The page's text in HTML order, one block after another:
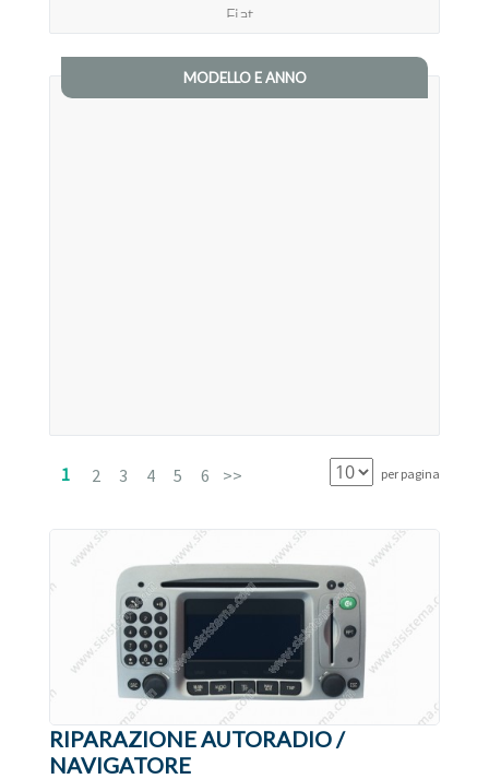
Fiat
Ford
Maybach
Microcar
Mitsubishi
Nissan
Opel
Peugeot
MODELLO E ANNO
1 2 3 4 5 6 >> per pagina
RIPARAZIONE AUTORADIO /
NAVIGATORE